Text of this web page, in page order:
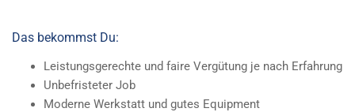
Das bekommst Du:
Leis­tungs­ge­rech­te und faire Ver­gü­tung je nach Er­fah­rung
Un­be­fris­te­ter Job
Mo­der­ne Werk­statt und gutes Equip­ment